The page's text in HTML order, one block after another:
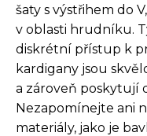
šaty s výstřihem do
v oblasti hrudníku.
diskrétní přístup k
kardigany jsou
a zároveň poskytují
Nezapomínejte ani
materiály, jako je